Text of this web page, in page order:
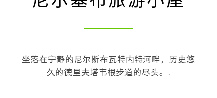
坐落在宁静的尼尔斯布瓦特内特河畔，历史悠
久的德里夫塔韦根步道的尽头。.